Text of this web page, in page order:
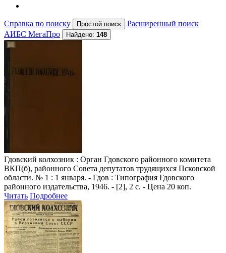
Справка по поиску
Расширенный поиск
АИБС МегаПро
Найдено: 148
Гдовский колхозник : Орган Гдовского районного комитета
ВКП(б), районного Совета депутатов трудящихся Псковской
области. № 1 : 1 января. - Гдов : Типография Гдовского
районного издательства, 1946. - [2], 2 с. - Цена 20 коп.
Читать Подробнее